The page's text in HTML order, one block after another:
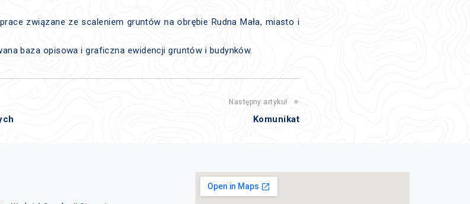
związane ze scaleniem gruntów na obrębie Rudna Mała, miasto i
baza opisowa i graficzna ewidencji gruntów i budynków.
Następny artykuł
Komunikat